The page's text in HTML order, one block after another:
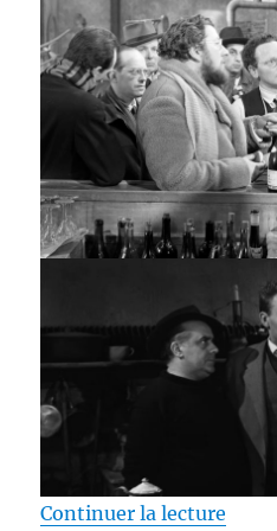
Continuer la lecture